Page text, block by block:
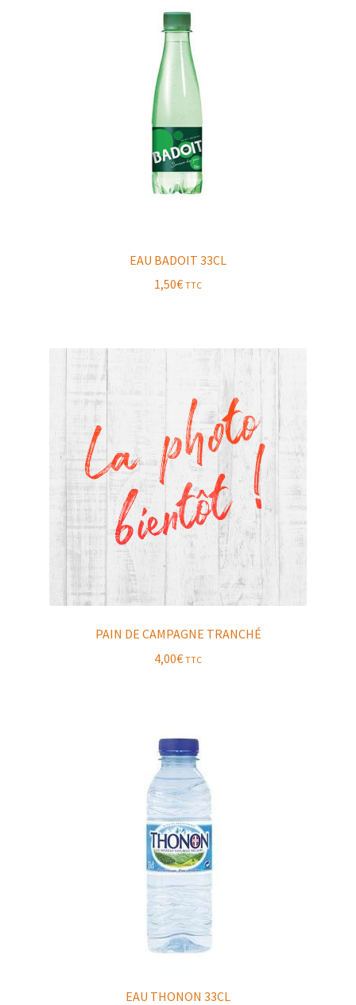
EAU BADOIT 33CL
1,50€ TTC
PAIN DE CAMPAGNE TRANCHÉ
4,00€ TTC
EAU THONON 33CL